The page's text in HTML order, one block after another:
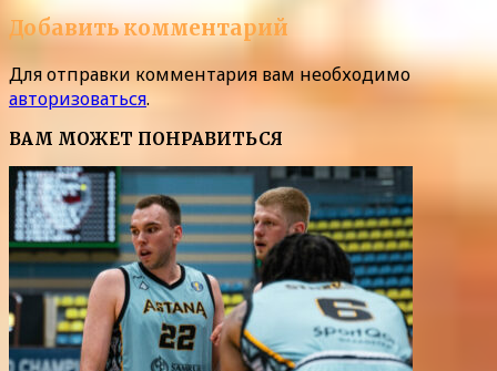
Добавить комментарий
Для отправки комментария вам необходимо
авторизоваться.
ВАМ МОЖЕТ ПОНРАВИТЬСЯ